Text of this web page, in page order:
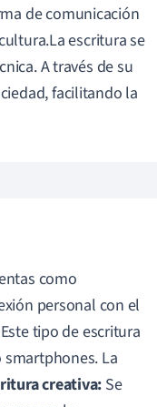
de comunicación
escritura se
A través de su
facilitando la
como
personal con el
tipo de escritura
La
creativa:Se